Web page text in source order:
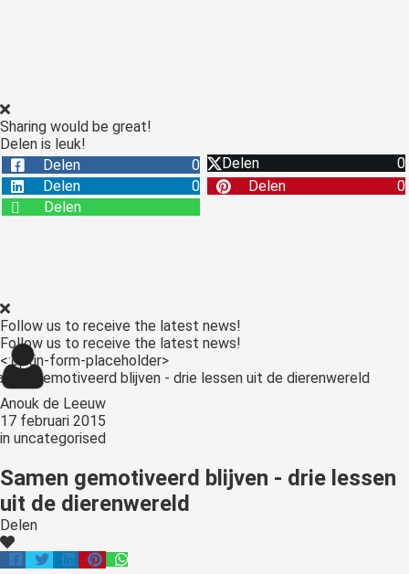
Sharing would be great!
Delen is leuk!
Delen
0 Delen
0
Delen
0 Delen
0
Delen
Follow us to receive the latest news!
Follow us to receive the latest news!
<:optin-form-placeholder>
Anouk de Leeuw
17 februari 2015
in uncategorised
Samen gemotiveerd blijven - drie lessen
uit de dierenwereld
Delen